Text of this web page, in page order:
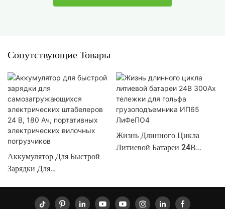
Сопутствующие Товары
Аккумулятор Для Быстрой
Зарядки Для
24 В, 180 Ач, Портативных
Жизнь Длинного Цикла
Литиевой Батареи 24В
ЛиФеПО4